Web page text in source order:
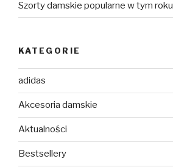
Szorty damskie popularne w tym roku
KATEGORIE
adidas
Akcesoria damskie
Aktualności
Bestsellery